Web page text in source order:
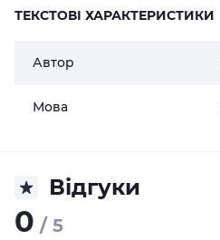
ТЕКСТОВІ ХАРАКТЕРИСТИКИ
Автор
Мова
Відгуки
0 / 5